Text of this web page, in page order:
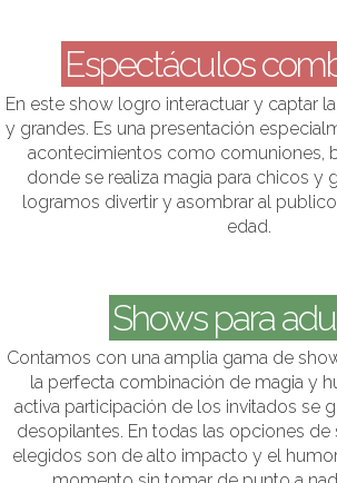
Espectáculos
En este show logro interactuar y captar
y grandes. Es una presentación
acontecimientos como comuniones,
donde se realiza magia para chicos y
Shows para
Contamos con una amplia gama de
la perfecta combinación de magia y
activa participación de los invitados se
desopilantes. En todas las opciones de